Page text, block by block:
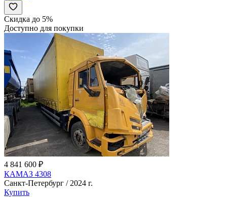
Скидка до 5%
Доступно для покупки
4 841 600 ₽
КАМАЗ 4308
Санкт-Петербург / 2024 г.
Купить